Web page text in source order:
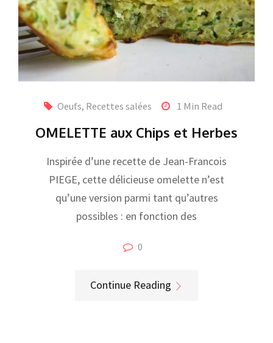
Oeufs, Recettes salées 1 Min Read
OMELETTE aux Chips et Herbes
Inspirée d’une recette de Jean-Francois
PIEGE, cette délicieuse omelette n’est
qu’une version parmi tant qu’autres
possibles : en fonction des
0
Continue Reading